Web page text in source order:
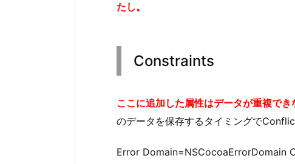
たし。
Constraints
ここに追加した属性はデータが重複でき
のデータを保存するタイミングで
Error